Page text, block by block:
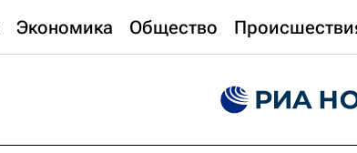
Экономика Общество